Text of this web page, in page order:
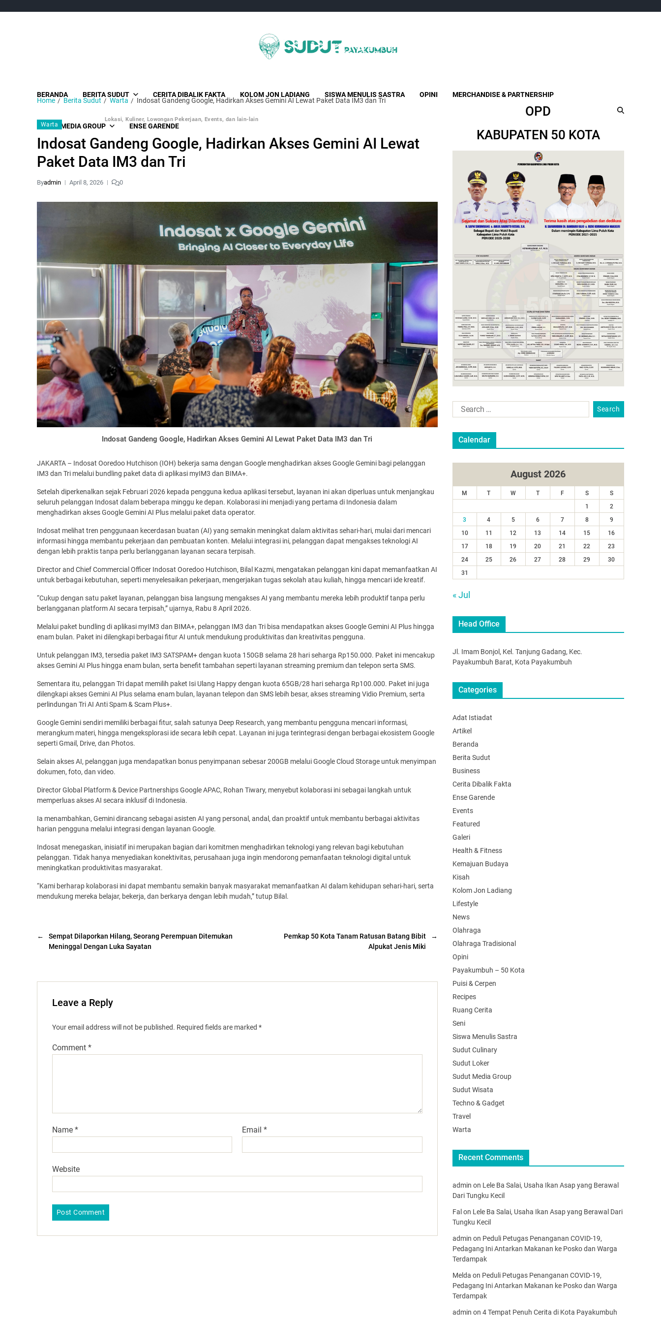
BERANDA BERITA SUDUT CERITA DIBALIK FAKTA KOLOM JON LADIANG SISWA MENULIS SASTRA OPINI MERCHANDISE & PARTNERSHIP
SUDUT MEDIA GROUP
Lokasi, Kuliner, Lowongan Pekerjaan, Events, dan lain-lain
ENSE GARENDE
Home Berita Sudut Warta Indosat Gandeng Google, Hadirkan Akses Gemini AI Lewat Paket Data IM3 dan Tri
Warta
Indosat Gandeng Google, Hadirkan Akses Gemini AI Lewat
Paket Data IM3 dan Tri
Byadmin April 8, 2026 0
Indosat Gandeng Google, Hadirkan Akses Gemini AI Lewat Paket Data IM3 dan Tri
JAKARTA – Indosat Ooredoo Hutchison (IOH) bekerja sama dengan Google menghadirkan akses Google Gemini bagi pelanggan
IM3 dan Tri melalui bundling paket data di aplikasi myIM3 dan BIMA+.
Setelah diperkenalkan sejak Februari 2026 kepada pengguna kedua aplikasi tersebut, layanan ini akan diperluas untuk menjangkau
seluruh pelanggan Indosat dalam beberapa minggu ke depan. Kolaborasi ini menjadi yang pertama di Indonesia dalam
menghadirkan akses Google Gemini AI Plus melalui paket data operator.
Indosat melihat tren penggunaan kecerdasan buatan (AI) yang semakin meningkat dalam aktivitas sehari-hari, mulai dari mencari
informasi hingga membantu pekerjaan dan pembuatan konten. Melalui integrasi ini, pelanggan dapat mengakses teknologi AI
dengan lebih praktis tanpa perlu berlangganan layanan secara terpisah.
Director and Chief Commercial Officer Indosat Ooredoo Hutchison, Bilal Kazmi, mengatakan pelanggan kini dapat memanfaatkan AI
untuk berbagai kebutuhan, seperti menyelesaikan pekerjaan, mengerjakan tugas sekolah atau kuliah, hingga mencari ide kreatif.
“Cukup dengan satu paket layanan, pelanggan bisa langsung mengakses AI yang membantu mereka lebih produktif tanpa perlu
berlangganan platform AI secara terpisah,” ujarnya, Rabu 8 April 2026.
Melalui paket bundling di aplikasi myIM3 dan BIMA+, pelanggan IM3 dan Tri bisa mendapatkan akses Google Gemini AI Plus hingga
enam bulan. Paket ini dilengkapi berbagai fitur AI untuk mendukung produktivitas dan kreativitas pengguna.
Untuk pelanggan IM3, tersedia paket IM3 SATSPAM+ dengan kuota 150GB selama 28 hari seharga Rp150.000. Paket ini mencakup
akses Gemini AI Plus hingga enam bulan, serta benefit tambahan seperti layanan streaming premium dan telepon serta SMS.
Sementara itu, pelanggan Tri dapat memilih paket Isi Ulang Happy dengan kuota 65GB/28 hari seharga Rp100.000. Paket ini juga
dilengkapi akses Gemini AI Plus selama enam bulan, layanan telepon dan SMS lebih besar, akses streaming Vidio Premium, serta
perlindungan Tri AI Anti Spam & Scam Plus+.
Google Gemini sendiri memiliki berbagai fitur, salah satunya Deep Research, yang membantu pengguna mencari informasi,
merangkum materi, hingga mengeksplorasi ide secara lebih cepat. Layanan ini juga terintegrasi dengan berbagai ekosistem Google
seperti Gmail, Drive, dan Photos.
Selain akses AI, pelanggan juga mendapatkan bonus penyimpanan sebesar 200GB melalui Google Cloud Storage untuk menyimpan
dokumen, foto, dan video.
Director Global Platform & Device Partnerships Google APAC, Rohan Tiwary, menyebut kolaborasi ini sebagai langkah untuk
memperluas akses AI secara inklusif di Indonesia.
Ia menambahkan, Gemini dirancang sebagai asisten AI yang personal, andal, dan proaktif untuk membantu berbagai aktivitas
harian pengguna melalui integrasi dengan layanan Google.
Indosat menegaskan, inisiatif ini merupakan bagian dari komitmen menghadirkan teknologi yang relevan bagi kebutuhan
pelanggan. Tidak hanya menyediakan konektivitas, perusahaan juga ingin mendorong pemanfaatan teknologi digital untuk
meningkatkan produktivitas masyarakat.
“Kami berharap kolaborasi ini dapat membantu semakin banyak masyarakat memanfaatkan AI dalam kehidupan sehari-hari, serta
mendukung mereka belajar, bekerja, dan berkarya dengan lebih mudah,” tutup Bilal.
←
Sempat Dilaporkan Hilang, Seorang Perempuan Ditemukan
Meninggal Dengan Luka Sayatan
→
Pemkap 50 Kota Tanam Ratusan Batang Bibit
Alpukat Jenis Miki
Leave a Reply
Your email address will not be published. Required fields are marked *
Comment *
Name * Email*
Website
OPD
KABUPATEN 50 KOTA
Calendar
August 2026
M T W T F S
S
1
2
3
4 5 6 7 8
9
10
11 12 13 14 15
16
17
18 19 20 21 22
23
24
25 26 27 28 29
30
31
« Jul
Head Office
Jl. Imam Bonjol, Kel. Tanjung Gadang, Kec.
Payakumbuh Barat, Kota Payakumbuh
Categories
Adat Istiadat
Artikel
Beranda
Berita Sudut
Business
Cerita Dibalik Fakta
Ense Garende
Events
Featured
Galeri
Health & Fitness
Kemajuan Budaya
Kisah
Kolom Jon Ladiang
Lifestyle
News
Olahraga
Olahraga Tradisional
Opini
Payakumbuh – 50 Kota
Puisi & Cerpen
Recipes
Ruang Cerita
Seni
Siswa Menulis Sastra
Sudut Culinary
Sudut Loker
Sudut Media Group
Sudut Wisata
Techno & Gadget
Travel
Warta
Recent Comments
admin on Lele Ba Salai, Usaha Ikan Asap yang Berawal
Dari Tungku Kecil
Fal on Lele Ba Salai, Usaha Ikan Asap yang Berawal Dari
Tungku Kecil
admin on Peduli Petugas Penanganan COVID-19,
Pedagang Ini Antarkan Makanan ke Posko dan Warga
Terdampak
Melda on Peduli Petugas Penanganan COVID-19,
Pedagang Ini Antarkan Makanan ke Posko dan Warga
Terdampak
admin on 4 Tempat Penuh Cerita di Kota Payakumbuh